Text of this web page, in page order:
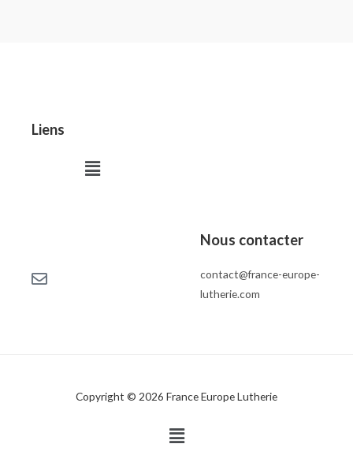
Liens
Menu
Nous contacter
contact@france-europe-
lutherie.com
Copyright © 2026 France Europe Lutherie
Menu